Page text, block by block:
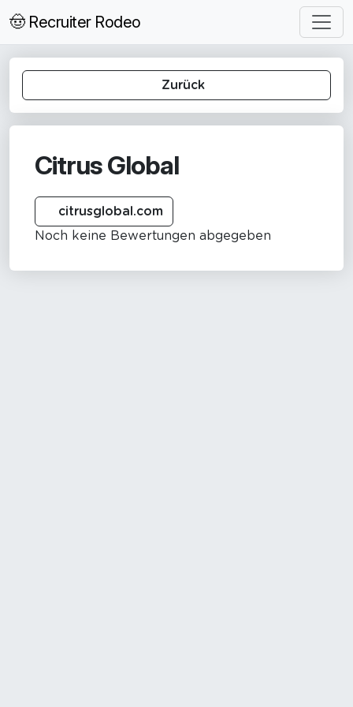
🤠 Recruiter Rodeo
Zurück
Citrus Global
citrusglobal.com
Noch keine Bewertungen abgegeben